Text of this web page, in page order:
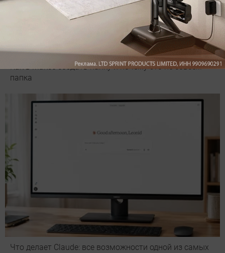
Как в Максе создать папку и почему это не совсем
папка
Что делает Сlaude: все возможности одной из самых